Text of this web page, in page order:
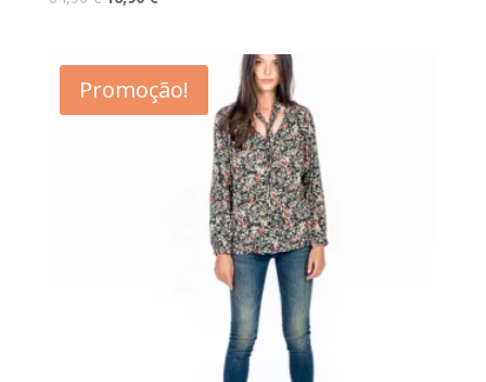
era:
64,90 €.
é:
16,90 €.
Promoção!